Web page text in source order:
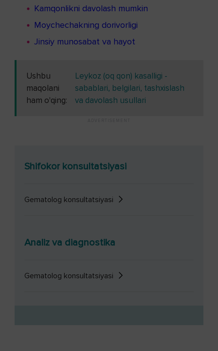
Kamqonlikni davolash mumkin
Moychechakning dorivorligi
Jinsiy munosabat va hayot
Ushbu
maqolani
ham o'qing:
Leykoz (oq qon) kasalligi -
sabablari, belgilari, tashxislash
va davolash usullari
Shifokor konsultatsiyasi
Gematolog konsultatsiyasi
Analiz va diagnostika
Gematolog konsultatsiyasi